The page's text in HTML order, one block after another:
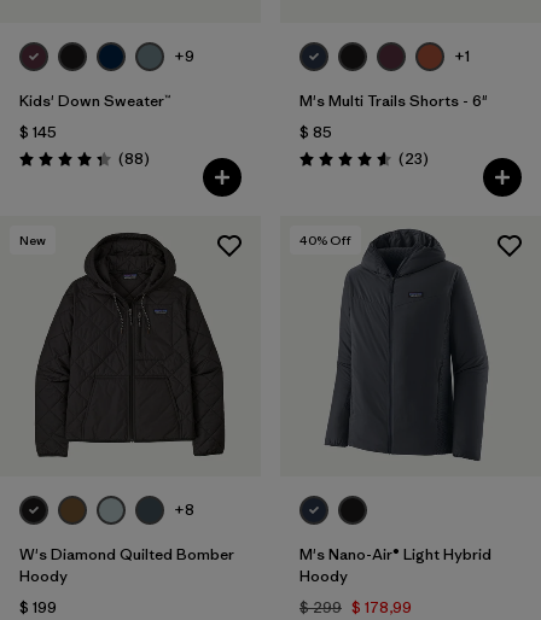
+9
Kids' Down Sweater™
$ 145
Valoración: 4.3 / 5
(88Comentarios
)
+1
M's Multi Trails Shorts - 6"
$ 85
Valoración: 4.6 / 5
(23Comentarios
)
New
+8
W's Diamond Quilted Bomber
Hoody
$ 199
40% Off
M's Nano-Air® Light Hybrid
Hoody
$ 299 $ 178,99